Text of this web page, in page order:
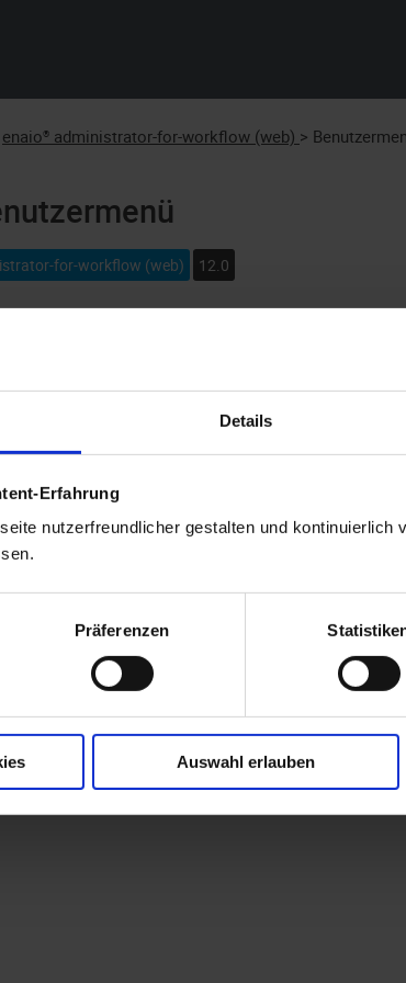
Details
Erfahrung
nutzerfreundlicher gestalten und kontinuierlich
Präferenzen
Auswahl erlauben
enaio® administrator-for-workflow (web) >
for-workflow (web) 12.0
Benutzermenü im
Beschreibung
Ermöglicht die Einstellung der
Französisch) und des Farbschemas
Zeigt Informationen zu den
Protokolldateien an.
Meldet den Benutzer von der
(web)